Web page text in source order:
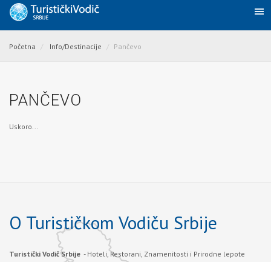
Početna Info/Destinacije Pančevo
PANČEVO
Uskoro...
O Turističkom Vodiču Srbije
Turistički Vodič Srbije - Hoteli, Restorani, Znamenitosti i Prirodne lepote